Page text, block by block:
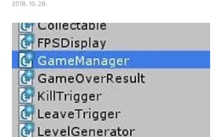
을 삽입해 주도록 합니다. 이 for문은 메모리풀에 저장할 최대한의 발사체-이
경우에는 레이져 빔의 갯수인데, 레이져 빔의 갯수 이상은 만들어 지지 않도록
해주는 역할을 할 수 있다고 볼 수 있습니다. 다만 한번 발사 명령을 내렸을 때,
10개가 최대한도면 모두 10개 발사되는 일이 없도록 for문에서 break; 가 있
는 것..
2018. 10. 28.